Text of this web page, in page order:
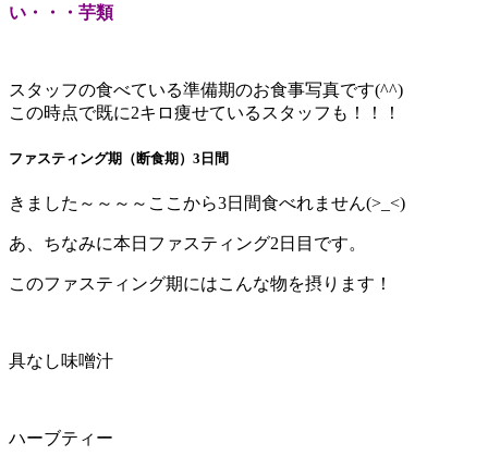
い・・・芋類
スタッフの食べている準備期のお食事写真です(^^)
この時点で既に2キロ痩せているスタッフも！！！
ファスティング期（断食期）3日間
きました～～～～ここから3日間食べれません(>_<)
あ、ちなみに本日ファスティング2日目です。
このファスティング期にはこんな物を摂ります！
具なし味噌汁
ハーブティー